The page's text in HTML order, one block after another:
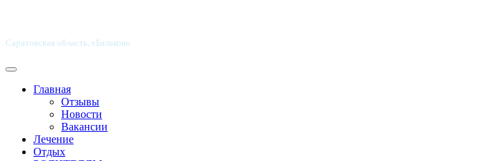
Саратовская область, г.Балаково
Главная
Отзывы
Новости
Вакансии
Лечение
Отдых